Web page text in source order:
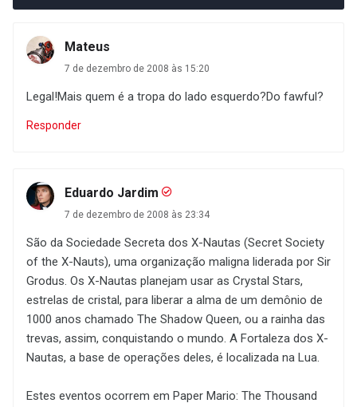
Mateus
7 de dezembro de 2008 às 15:20
Legal!Mais quem é a tropa do lado esquerdo?Do fawful?
Responder
Eduardo Jardim
7 de dezembro de 2008 às 23:34
São da Sociedade Secreta dos X-Nautas (Secret Society
of the X-Nauts), uma organização maligna liderada por Sir
Grodus. Os X-Nautas planejam usar as Crystal Stars,
estrelas de cristal, para liberar a alma de um demônio de
1000 anos chamado The Shadow Queen, ou a rainha das
trevas, assim, conquistando o mundo. A Fortaleza dos X-
Nautas, a base de operações deles, é localizada na Lua.
Estes eventos ocorrem em Paper Mario: The Thousand